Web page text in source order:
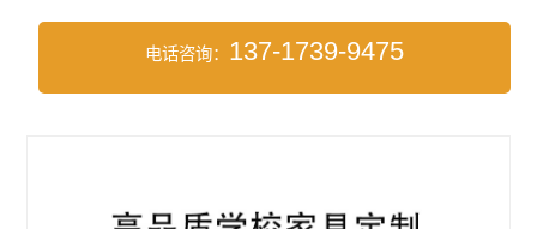
电话咨询： 137-1739-9475